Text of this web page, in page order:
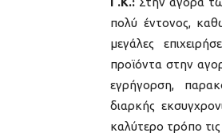
πολύ έντονος,
μεγάλες
προϊόντα στην
εγρήγορση,
διαρκής
καλύτερο τρόπο